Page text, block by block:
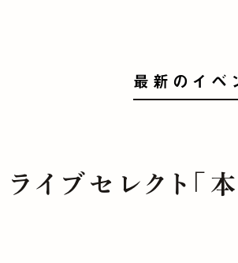
最新のイベ
ライブセレクト